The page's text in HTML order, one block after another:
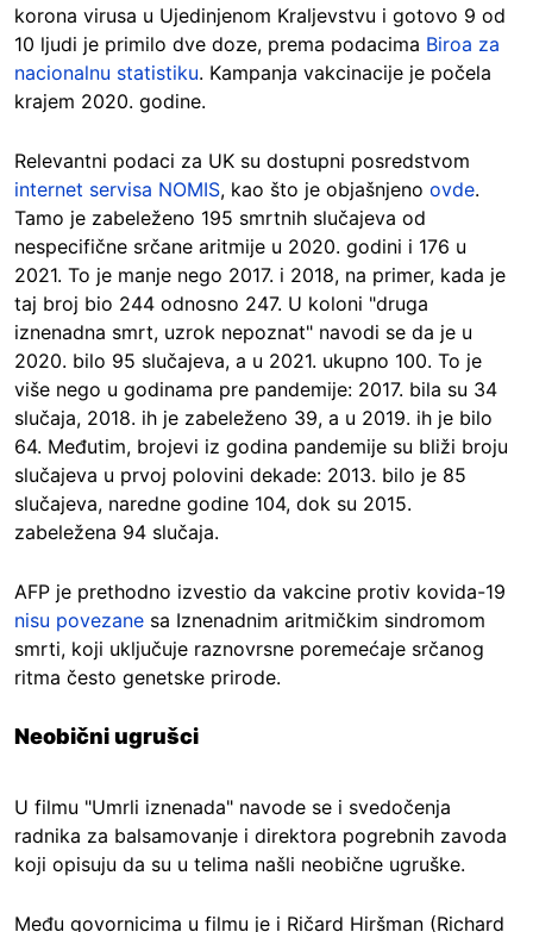
korona virusa u Ujedinjenom Kraljevstvu i gotovo 9 od
10 ljudi je primilo dve doze, prema podacima Biroa za
nacionalnu statistiku. Kampanja vakcinacije je počela
krajem 2020. godine.
Relevantni podaci za UK su dostupni posredstvom
internet servisa NOMIS, kao što je objašnjeno ovde.
Tamo je zabeleženo 195 smrtnih slučajeva od
nespecifične srčane aritmije u 2020. godini i 176 u
2021. To je manje nego 2017. i 2018, na primer, kada je
taj broj bio 244 odnosno 247. U koloni "druga
iznenadna smrt, uzrok nepoznat" navodi se da je u
2020. bilo 95 slučajeva, a u 2021. ukupno 100. To je
više nego u godinama pre pandemije: 2017. bila su 34
slučaja, 2018. ih je zabeleženo 39, a u 2019. ih je bilo
64. Međutim, brojevi iz godina pandemije su bliži broju
slučajeva u prvoj polovini dekade: 2013. bilo je 85
slučajeva, naredne godine 104, dok su 2015.
zabeležena 94 slučaja.
AFP je prethodno izvestio da vakcine protiv kovida-19
nisu povezane sa Iznenadnim aritmičkim sindromom
smrti, koji uključuje raznovrsne poremećaje srčanog
ritma često genetske prirode.
Neobični ugrušci
U filmu "Umrli iznenada" navode se i svedočenja
radnika za balsamovanje i direktora pogrebnih zavoda
koji opisuju da su u telima našli neobične ugruške.
Među govornicima u filmu je i Ričard Hiršman (Richard